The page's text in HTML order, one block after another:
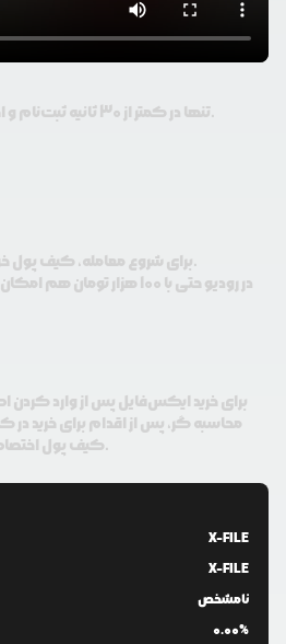
تنها در کمتر از 30 ثانیه ثبت‌نام و احراز هویت خود را تکمیل کنید.
برای شروع معامله، کیف پول خود را به میزان دلخواه شارژ کنید.
در رودیو حتی با 100 هزار
برای خرید ایکس‌فایل پس از وارد کردن
محاسبه گر، پس از اقدام برای خرید در
کیف پول اختصاصی شما قابل مشاهده میباشد.
X-FILE
X-FILE
نامشخص
0.00%